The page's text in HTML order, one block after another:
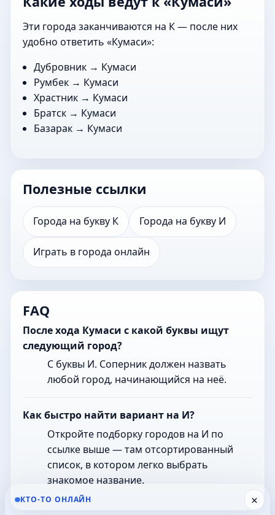
Эти города заканчиваются на К — после них
удобно ответить «Кумаси»:
Дубровник → Кумаси
Румбек → Кумаси
Храстник → Кумаси
Братск → Кумаси
Базарак → Кумаси
Полезные ссылки
Города на букву К Города на букву И
Играть в города онлайн
FAQ
После хода Кумаси с какой буквы ищут
следующий город?
С буквы И. Соперник должен назвать
любой город, начинающийся на неё.
Как быстро найти вариант на И?
Откройте подборку городов на И по
ссылке выше — там отсортированный
список, в котором легко выбрать
знакомое название.
×
КТО-ТО ОНЛАЙН